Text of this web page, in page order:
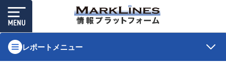
レポートメニュー